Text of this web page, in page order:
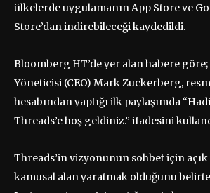
ülkelerde uygulamanın App Store ve
Store’dan indirebileceği kaydedildi.
Bloomberg HT’de yer alan habere göre;
Yöneticisi (CEO) Mark Zuckerberg,
hesabından yaptığı ilk paylaşımda
Threads’e hoş geldiniz.” ifadesini
Threads’in vizyonunun sohbet için
kamusal alan yaratmak olduğunu